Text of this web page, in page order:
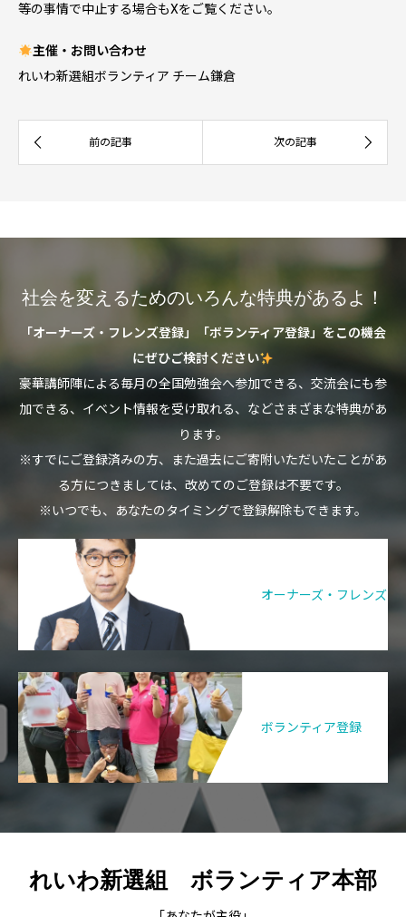
等の事情で中止する場合もXをご覧ください。
主催・お問い合わせ
れいわ新選組ボランティア チーム鎌倉
社会を変えるためのいろんな特典があるよ！
「オーナーズ・フレンズ登録」「ボランティア登録」をこの機会
にぜひご検討ください
豪華講師陣による毎月の全国勉強会へ参加できる、交流会にも参
加できる、イベント情報を受け取れる、などさまざまな特典があ
ります。
※すでにご登録済みの方、また過去にご寄附いただいたことがあ
る方につきましては、改めてのご登録は不要です。
※いつでも、あなたのタイミングで登録解除もできます。
オーナーズ・フレンズ
ボランティア登録
れいわ新選組 ボランティア本部